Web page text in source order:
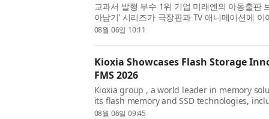
교과서 발행 부수 1위 기업 미래엔의 아동출판
아남기’ 시리즈가 극장판과 TV 애니메이션에
리즈 최초로 무대화된 ‘AI(인공지능) 세계에서
08월 06일 10:11
Kioxia Showcases Flash Storage
FMS 2026
Kioxia group , a world leader in memory
its flash memory and SSD technologies,
PCIe® 6.0 NVMe™ Super High IOPS SSDs,
08월 06일 09:45